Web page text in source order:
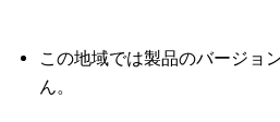
この地域では製品のバージョ
ん。